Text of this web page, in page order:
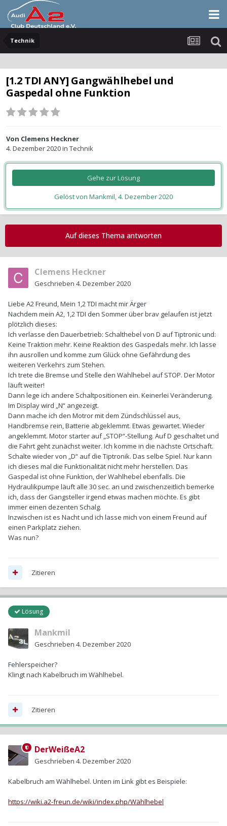
Technik
[1.2 TDI ANY] Gangwählhebel und
Gaspedal ohne Funktion
Von Clemens Heckner
4. Dezember 2020in Technik
Gehe zur Lösung
Gelöst von Mankmil,4. Dezember 2020
Auf dieses Thema antworten
Clemens Heckner
Geschrieben 4. Dezember 2020
Liebe A2 Freund, Mein 1,2 TDI macht mir Ärger
Nachdem mein A2, 1,2 TDI den Sommer über brav gelaufen ist jetzt
plötzlich dieses:
Ich verlasse den Dauerbetrieb: Schalthebel von D auf Tiptronic und:
Keine Traktion mehr. Keine Reaktion des Gaspedals mehr. Ich lasse
ihn ausrollen und komme zum Glück ohne Gefährdung des
weiteren Verkehrs zum Stehen.
Ich trete die Bremse und Stelle den Wahlhebel auf STOP. Der Motor
läuft weiter!
Dann lege ich andere Schaltpositionen ein. Keinerlei Veränderung.
Im Display wird „N“ angezeigt.
Dann mache ich den Motror mit dem Zündschlüssel aus,
Handbremse rein, Batterie abgeklemmt. Etwas gewartet. Wieder
angeklemmt. Motor starter auf „STOP“-Stellung. Auf D geschaltet und
die Fahrt geht zunächst weiter. Ich komme in die nächste Ortschaft.
Schalte wieder von „D“ auf die Tiptronik. Das selbe Spiel. Nur kann
ich dieses mal die Funktionalität nicht mehr herstellen. Das
Gaspedal ist ohne Funktion, der Wahlhebel ebenfalls. Die
Hydraulikpumpe läuft alle 30 sec. an und zwischenzeitlich bemerke
ich, dass der Gangsteller irgend etwas machen möchte. Es gibt
immer einen dezenten Schalg.
Inzwischen ist es Nacht und ich lasse mich von einem Freund auf
einen Parkplatz ziehen.
Was nun?
Zitieren
Lösung
Mankmil
Geschrieben 4. Dezember 2020
Fehlerspeicher?
Klingt nach Kabelbruch im Wählhebel.
Zitieren
DerWeißeA2
Geschrieben 4. Dezember 2020
Kabelbruch am Wählhebel. Unten im Link gibt es Beispiele:
https://wiki.a2-freun.de/wiki/index.php/Wählhebel